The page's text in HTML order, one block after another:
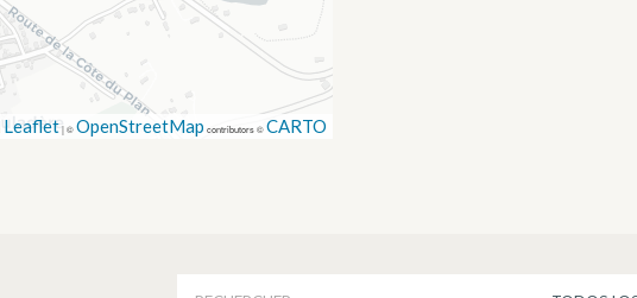
Leaflet |©OpenStreetMap contributors ©CARTO